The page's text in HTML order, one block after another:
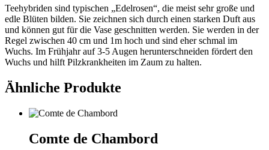
Teehybriden sind typischen „Edelrosen“, die meist sehr große und
edle Blüten bilden. Sie zeichnen sich durch einen starken Duft aus
und können gut für die Vase geschnitten werden. Sie werden in der
Regel zwischen 40 cm und 1m hoch und sind eher schmal im
Wuchs. Im Frühjahr auf 3-5 Augen herunterschneiden fördert den
Wuchs und hilft Pilzkrankheiten im Zaum zu halten.
Ähnliche Produkte
Comte de Chambord